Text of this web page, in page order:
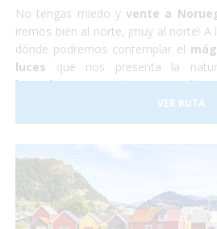
No tengas miedo y vente a
iremos bien al norte, ¡muy al norte! A
dónde podremos contemplar el
luces que nos presenta la
boreales.Durante los cuatro días
ciudad también podremos hacer
campamento de renos Sami,
zona.
VER RUTA